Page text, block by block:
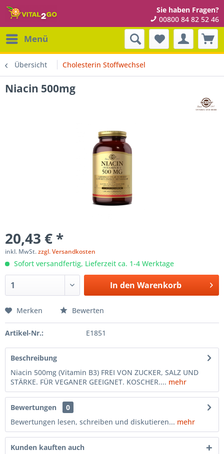
Sie haben Fragen?
00800 84 82 52 46
Menü
Übersicht Cholesterin Stoffwechsel
Niacin 500mg
20,43 € *
inkl. MwSt.zzgl. Versandkosten
Sofort versandfertig, Lieferzeit ca. 1-4 Werktage
In den Warenkorb
Merken Bewerten
Artikel-Nr.: E1851
Beschreibung
Niacin 500mg (Vitamin B3) FREI VON ZUCKER, SALZ UND
STÄRKE. FÜR VEGANER GEEIGNET. KOSCHER.... mehr
Bewertungen
0
Bewertungen lesen, schreiben und diskutieren... mehr
Kunden kauften auch